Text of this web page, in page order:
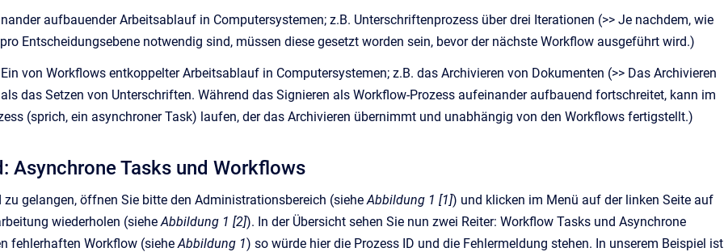
aufbauender Arbeitsablauf in Computersystemen; z.B. Unterschriftenprozess über drei Iterationen (>> Je nachdem, wie
Entscheidungsebene notwendig sind, müssen diese gesetzt worden sein, bevor der nächste Workflow ausgeführt wird.)
Ein von Workflows entkoppelter Arbeitsablauf in Computersystemen; z.B. das Archivieren von Dokumenten (>> Das Archivieren
das Setzen von Unterschriften. Während das Signieren als Workflow-Prozess aufeinander aufbauend fortschreitet, kann im
(sprich, ein asynchroner Task) laufen, der das Archivieren übernimmt und unabhängig von den Workflows fertigstellt.)
Asynchrone Tasks und Workflows
zu gelangen, öffnen Sie bitte den Administrationsbereich (sieheAbbildung 1 [1]) und klicken im Menü auf der linken Seite auf
wiederholen (sieheAbbildung 1 [2]). In der Übersicht sehen Sie nun zwei Reiter: Workflow Tasks und Asynchrone
fehlerhaften Workflow (sieheAbbildung 1) so würde hier die Prozess ID und die Fehlermeldung stehen. In unserem Beispiel ist